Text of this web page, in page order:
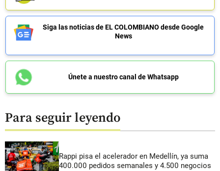
Siga las noticias de EL COLOMBIANO desde Google
News
Únete a nuestro canal de Whatsapp
Para seguir leyendo
Rappi pisa el acelerador en Medellín, ya suma
400.000 pedidos semanales y 4.500 negocios